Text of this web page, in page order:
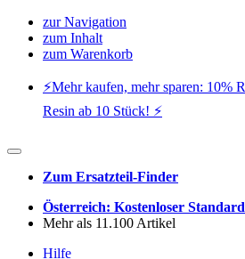
zur Navigation
zum Inhalt
zum Warenkorb
⚡️Mehr kaufen, mehr sparen: 10%
Resin ab 10 Stück! ⚡️
Zum Ersatzteil-Finder
Österreich: Kostenloser
Mehr als 11.100 Artikel
Hilfe